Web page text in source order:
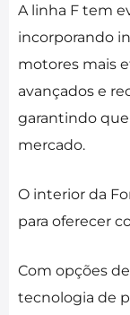
A linha F tem
incorporando
motores mais
avançados e
garantindo
mercado.
O interior da
para oferecer
Com opções
tecnologia de